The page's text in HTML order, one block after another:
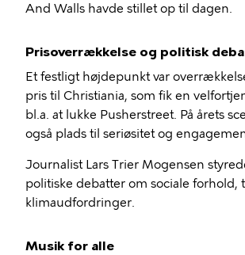
And Walls havde stillet op til dagen.
Prisoverrækkelse og politisk
Et festligt højdepunkt var
pris til Christiania, som fik en
bl.a. at lukke Pusherstreet. På årets
også plads til seriøsitet og
Journalist Lars Trier Mogensen
politiske debatter om sociale forhold,
klimaudfordringer.
Musik for alle